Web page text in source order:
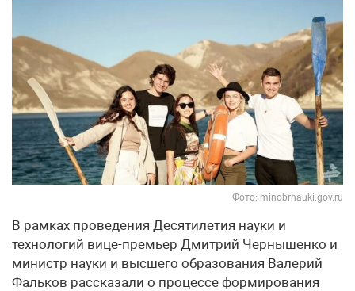
Фото: minobrnauki.gov.ru
В рамках проведения Десятилетия науки и
технологий вице-премьер Дмитрий Чернышенко и
министр науки и высшего образования Валерий
Фальков рассказали о процессе формирования